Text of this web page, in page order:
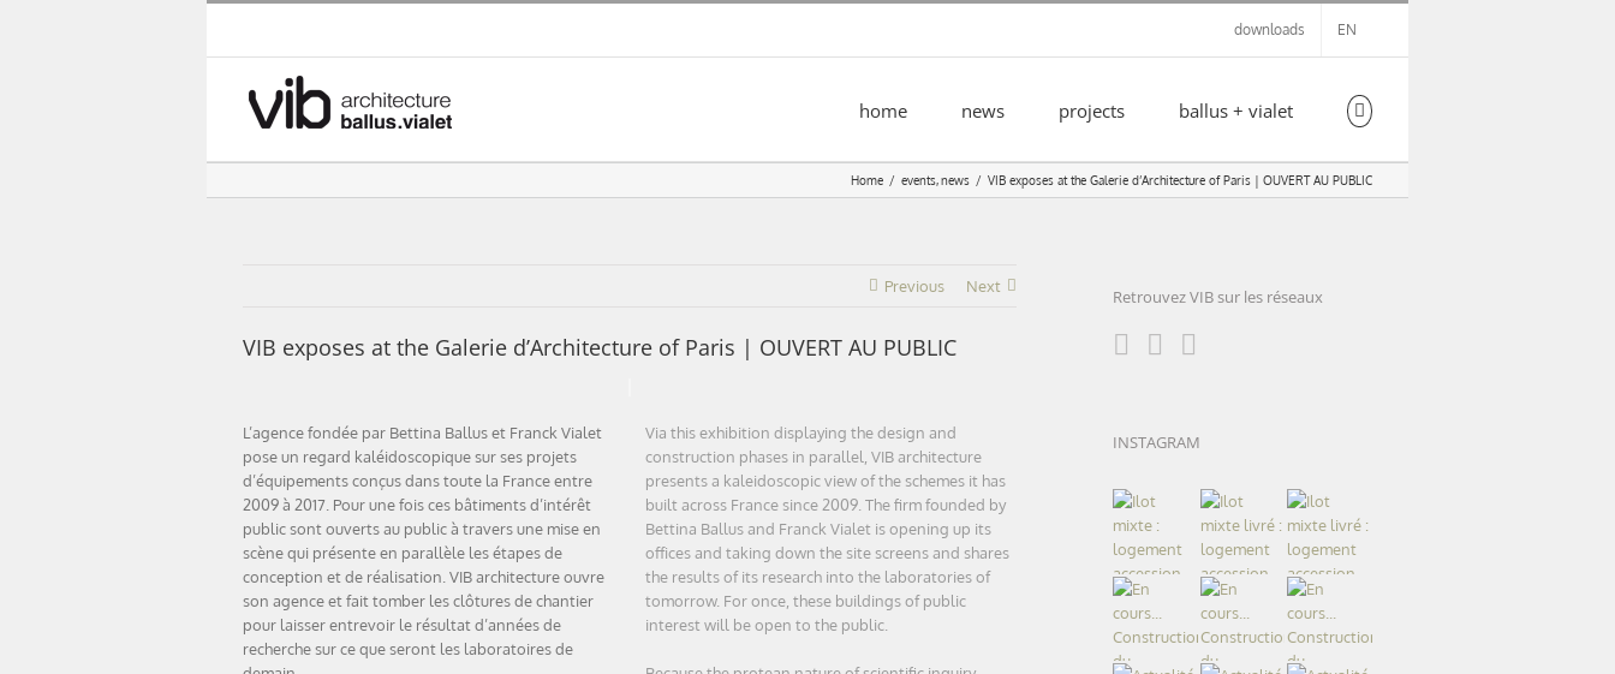
downloads EN
home news projects ballus + vialet
Home events news VIB exposes at the Galerie d’Architecture of Paris | OUVERT AU PUBLIC
Previous Next
VIB exposes at the Galerie d’Architecture of Paris | OUVERT AU PUBLIC
L’agence fondée par Bettina Ballus et Franck Vialet
pose un regard kaléidoscopique sur ses projets
d’équipements conçus dans toute la France entre
2009 à 2017. Pour une fois ces bâtiments d’intérêt
public sont ouverts au public à travers une mise en
scène qui présente en parallèle les étapes de
conception et de réalisation. VIB architecture ouvre
son agence et fait tomber les clôtures de chantier
pour laisser entrevoir le résultat d’années de
recherche sur ce que seront les laboratoires de
Via this exhibition displaying the design and
construction phases in parallel, VIB architecture
presents a kaleidoscopic view of the schemes it has
built across France since 2009. The firm founded by
Bettina Ballus and Franck Vialet is opening up its
offices and taking down the site screens and shares
the results of its research into the laboratories of
tomorrow. For once, these buildings of public
interest will be open to the public.
Retrouvez VIB sur les réseaux
INSTAGRAM